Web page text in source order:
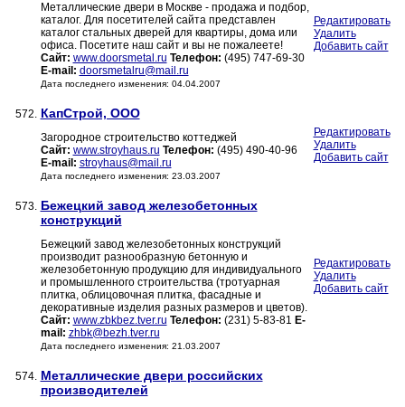
Металлические двери в Москве - продажа и подбор,
каталог. Для посетителей сайта представлен
каталог стальных дверей для квартиры, дома или
офиса. Посетите наш сайт и вы не пожалеете!
Сайт: www.doorsmetal.ru Телефон: (495) 747-69-30
E-mail: doorsmetalru@mail.ru
Дата последнего изменения: 04.04.2007
Редактировать
Удалить
Добавить сайт
572. КапСтрой, ООО
Загородное строительство коттеджей
Сайт: www.stroyhaus.ru Телефон: (495) 490-40-96
E-mail: stroyhaus@mail.ru
Дата последнего изменения: 23.03.2007
Редактировать
Удалить
Добавить сайт
573. Бежецкий завод железобетонных
конструкций
Бежецкий завод железобетонных конструкций
производит разнообразную бетонную и
железобетонную продукцию для индивидуального
и промышленного строительства (тротуарная
плитка, облицовочная плитка, фасадные и
декоративные изделия разных размеров и цветов).
Сайт: www.zbkbez.tver.ru Телефон: (231) 5-83-81 E-
mail: zhbk@bezh.tver.ru
Дата последнего изменения: 21.03.2007
Редактировать
Удалить
Добавить сайт
574. Металлические двери российских
производителей